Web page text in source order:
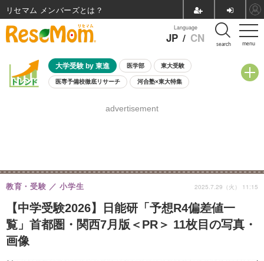
menu
Language
JP / CN search
大学受験 by 東進 医学部 東大受験
医専予備校徹底リサーチ 河合塾×東大特集
8月開催学校説明会・相談会
advertisement
【中学受験2026】日能研「予想R4偏差値一
覧」首都圏・関西7月版＜PR＞ 11枚目の写真・
画像
教育・受験 小学生 2025.7.29（火） 11:15
リセマム メンバーズ